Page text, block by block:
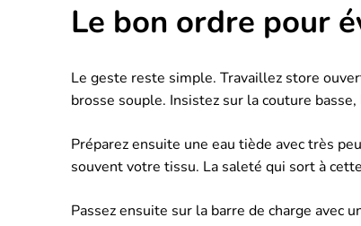
Le bon ordre pour
Le geste reste simple. Travaillez store
brosse souple. Insistez sur la couture
Préparez ensuite une eau tiède avec très
souvent votre tissu. La saleté qui sort à
Passez ensuite sur la barre de charge avec